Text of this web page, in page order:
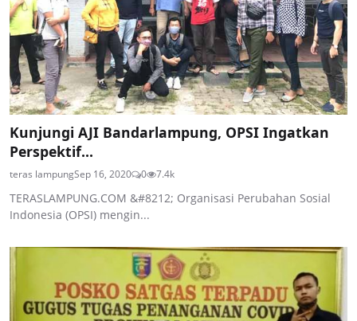
Kunjungi AJI Bandarlampung, OPSI Ingatkan
Perspektif...
teras lampungSep 16, 2020 0 7.4k
TERASLAMPUNG.COM &#8212; Organisasi Perubahan Sosial
Indonesia (OPSI) mengin...